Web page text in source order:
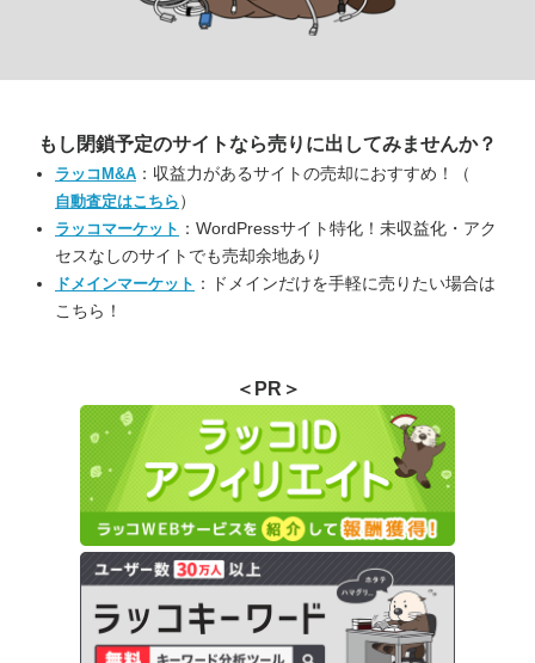
もし閉鎖予定のサイトなら売りに出してみませんか？
ラッコM&A ：収益力があるサイトの売却におすすめ！（
自動査定はこちら ）
ラッコマーケット ：WordPressサイト特化！未収益化・アク
セスなしのサイトでも売却余地あり
ドメインマーケット ：ドメインだけを手軽に売りたい場合は
こちら！
＜PR＞